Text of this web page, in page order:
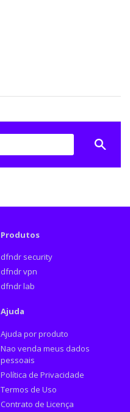
Produtos
dfndr security
dfndr vpn
dfndr lab
Ajuda
Ajuda por produto
Nao venda meus dados
pessoais
Política de Privacidade
Termos de Uso
Contrato de Licença